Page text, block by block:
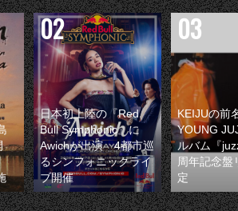
日本初上陸の『Red
Bull Symphonic』に
Awichが出演 4都市巡
るシンフォニックライ
ブ開催
KEIJUの前
YOUNG
ルバム『
周年記念盤
定